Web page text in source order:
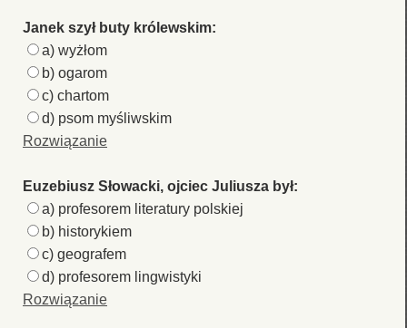
Janek szył buty królewskim:
a) wyżłom
b) ogarom
c) chartom
d) psom myśliwskim
Rozwiązanie
Euzebiusz Słowacki, ojciec Juliusza był:
a) profesorem literatury polskiej
b) historykiem
c) geografem
d) profesorem lingwistyki
Rozwiązanie